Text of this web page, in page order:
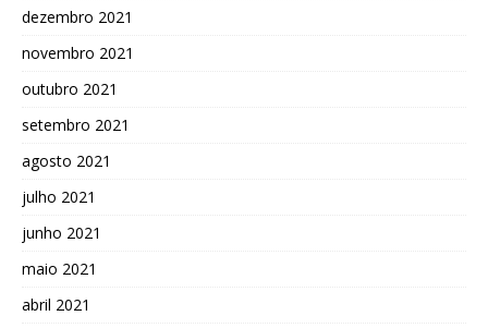
dezembro 2021
novembro 2021
outubro 2021
setembro 2021
agosto 2021
julho 2021
junho 2021
maio 2021
abril 2021